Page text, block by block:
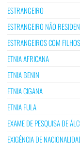
ESTRANGEIRO
ESTRANGEIRO NÃO
ESTRANGEIROS COM
ETNIA AFRICANA
ETNIA BENIN
ETNIA CIGANA
ETNIA FULA
EXAME DE PESQUISA DE
EXIGÊNCIA DE